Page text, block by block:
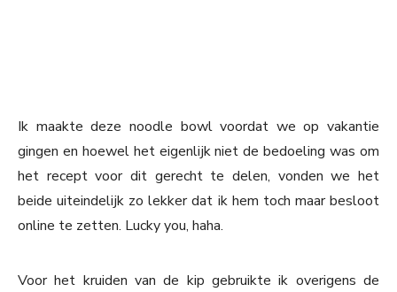
Ik maakte deze noodle bowl voordat we op vakantie
gingen en hoewel het eigenlijk niet de bedoeling was om
het recept voor dit gerecht te delen, vonden we het
beide uiteindelijk zo lekker dat ik hem toch maar besloot
online te zetten. Lucky you, haha.
Voor het kruiden van de kip gebruikte ik overigens de